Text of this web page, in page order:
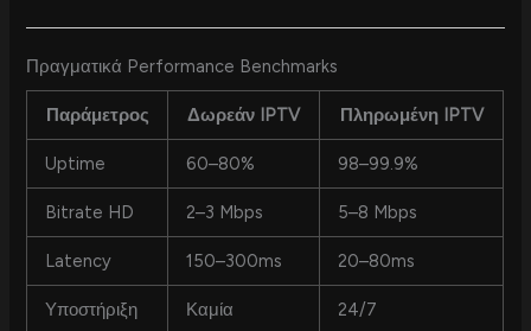
Πραγματικά Performance Benchmarks
Παράμετρος Δωρεάν IPTV Πληρωμένη IPTV
Uptime 60–80% 98–99.9%
Bitrate HD 2–3 Mbps 5–8 Mbps
Latency 150–300ms 20–80ms
Υποστήριξη Καμία 24/7